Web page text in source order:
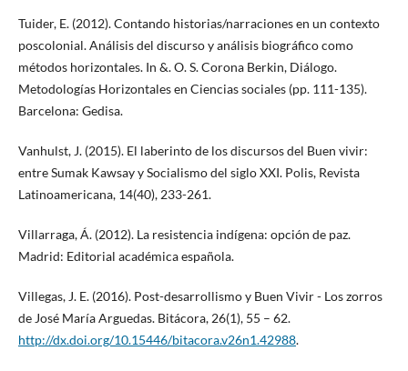
Tuider, E. (2012). Contando historias/narraciones en un contexto
poscolonial. Análisis del discurso y análisis biográfico como
métodos horizontales. In &. O. S. Corona Berkin, Diálogo.
Metodologías Horizontales en Ciencias sociales (pp. 111-135).
Barcelona: Gedisa.
Vanhulst, J. (2015). El laberinto de los discursos del Buen vivir:
entre Sumak Kawsay y Socialismo del siglo XXI. Polis, Revista
Latinoamericana, 14(40), 233-261.
Villarraga, Á. (2012). La resistencia indígena: opción de paz.
Madrid: Editorial académica española.
Villegas, J. E. (2016). Post-desarrollismo y Buen Vivir - Los zorros
de José María Arguedas. Bitácora, 26(1), 55 – 62.
http://dx.doi.org/10.15446/bitacora.v26n1.42988.